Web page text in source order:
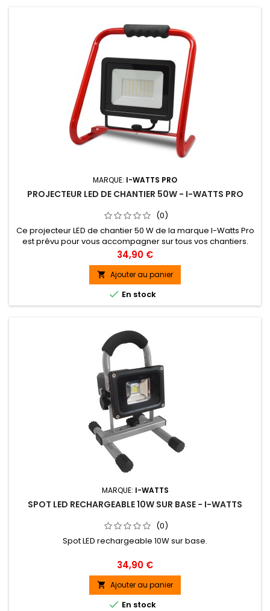
MARQUE: I-WATTS PRO
PROJECTEUR LED DE CHANTIER 50W - I-WATTS PRO
(0)
Ce projecteur LED de chantier 50 W de la marque I-Watts Pro
est prévu pour vous accompagner sur tous vos chantiers.
Léger et facile à transporter, il possède une poignée de
transport. La qualité de ses composants lui offre une longue
durée de vie. Sa technologie LED consomme peu d'électricité
et permet donc d'économiser de l'énergie. Ce projecteur
de...
Prix
34,90 €
 Ajouter au panier
 En stock
MARQUE: I-WATTS
SPOT LED RECHARGEABLE 10W SUR BASE - I-WATTS
(0)
Spot LED rechargeable 10W sur base.
Prix
34,90 €
 Ajouter au panier
 En stock